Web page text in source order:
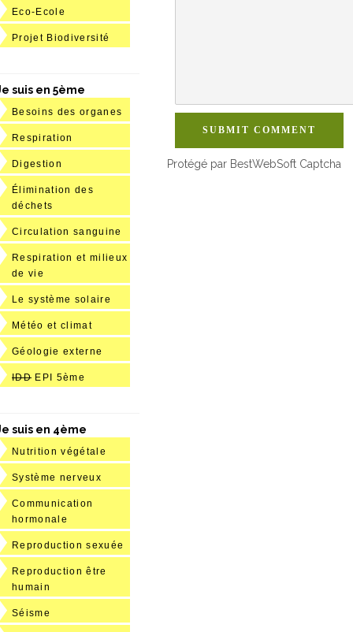
SUBMIT COMMENT
Protégé par BestWebSoft Captcha
Eco-Ecole
Projet Biodiversité
suis en 5ème
Besoins des organes
Respiration
Digestion
Élimination des
déchets
Circulation sanguine
Respiration et milieux
de vie
Le système solaire
Météo et climat
Géologie externe
IDD EPI 5ème
suis en 4ème
Nutrition végétale
Système nerveux
Communication
hormonale
Reproduction sexuée
Reproduction être
humain
Séisme